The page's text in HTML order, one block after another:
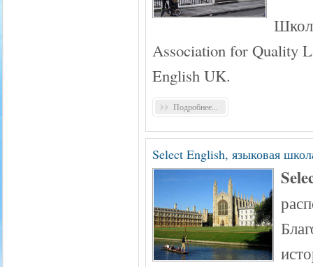
Association for Quality
English UK.
Подробнее...
Select English, языковая